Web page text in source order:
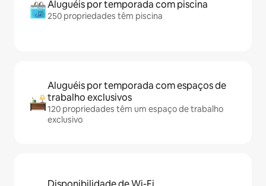
Aluguéis por temporada com piscina
250 propriedades têm piscina
Aluguéis por temporada com espaços de
trabalho exclusivos
120 propriedades têm um espaço de trabalho
exclusivo